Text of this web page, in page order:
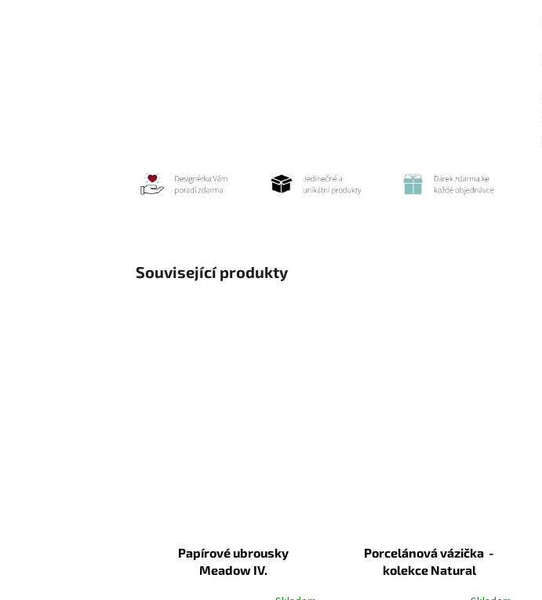
Související produkty
Papírové ubrousky
Meadow IV.
Porcelánová vázička -
kolekce Natural